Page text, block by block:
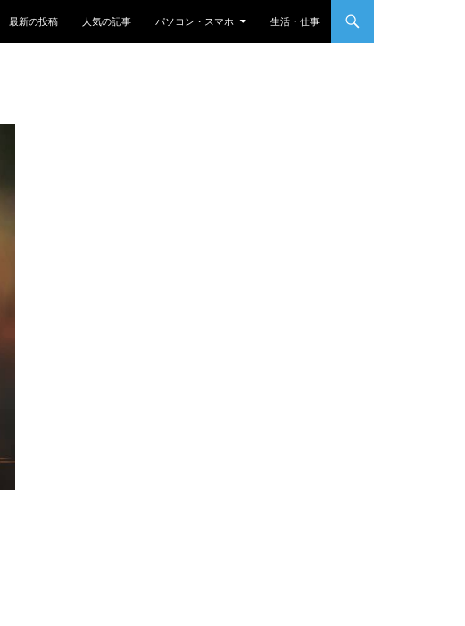
最新の投稿
人気の記事 パソコン・スマホ 生活・仕事